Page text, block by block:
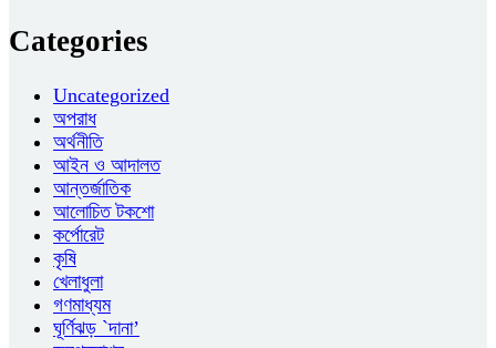
Categories
Uncategorized
অপরাধ
অর্থনীতি
আইন ও আদালত
আন্তর্জাতিক
আলোচিত টকশো
কর্পোরেট
কৃষি
খেলাধুলা
গণমাধ্যম
ঘূর্ণিঝড় `দানা’